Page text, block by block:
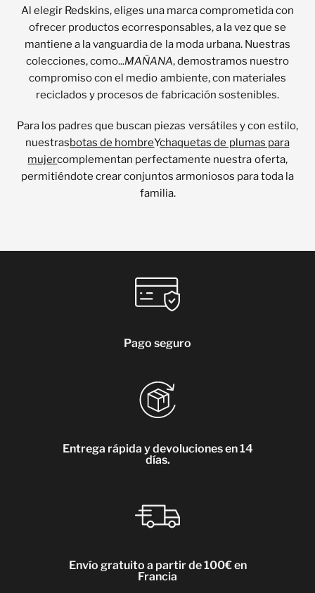
Al elegir Redskins, eliges una marca comprometida con
ofrecer productos ecorresponsables, a la vez que se
mantiene a la vanguardia de la moda urbana. Nuestras
colecciones, como...MAÑANA, demostramos nuestro
compromiso con el medio ambiente, con materiales
reciclados y procesos de fabricación sostenibles.
Para los padres que buscan piezas versátiles y con estilo,
nuestrasbotas de hombreYchaquetas de plumas para
mujercomplementan perfectamente nuestra oferta,
permitiéndote crear conjuntos armoniosos para toda la
familia.
Pago seguro
Entrega rápida y devoluciones en 14
días.
Envío gratuito a partir de 100€ en
Francia